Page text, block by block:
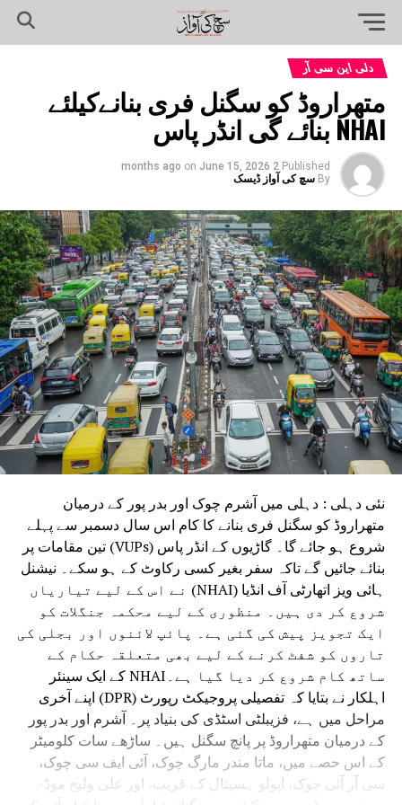
دلی این سی آر
متھراروڈ کو سگنل فری بنانےکیلئے
NHAI بنائے گی انڈر پاس
Published
2 months ago
on June 15, 2026
By سچ کی آواز ڈیسک
نئی دہلی : دہلی میں آشرم چوک اور بدر پور کے درمیان
متھراروڈ کو سگنل فری بنانے کا کام اس سال دسمبر سے پہلے
شروع ہو جائے گا۔ گاڑیوں کے انڈر پاس (VUPs) تین مقامات پر
بنائے جائیں گے تاکہ سفر بغیر کسی رکاوٹ کے ہو سکے۔ نیشنل
ہائی ویز اتھارٹی آف انڈیا (NHAI) نے اس کے لیے تیاریاں
شروع کر دی ہیں۔ منظوری کے لیے محکمہ جنگلات کو
ایک تجویز پیش کی گئی ہے۔ پائپ لائنوں اور بجلی کی
تاروں کو شفٹ کرنے کے لیے بھی متعلقہ حکام کے
ساتھ کام شروع کر دیا گیا ہے۔NHAI کے ایک سینئر
اہلکار نے بتایا کہ تفصیلی پروجیکٹ رپورٹ (DPR) اپنے آخری
مراحل میں ہے، فزیبلٹی اسٹڈی کی بنیاد پر۔ آشرم اور بدر پور
کے درمیان متھراروڈ پر پانچ سگنل ہیں۔ ساڑھے سات کلومیٹر
کے اس حصے میں، ماتا مندر مارگ چوک، آئی ایف سی چوک،
سی آر آئی چوک، اپولو ہسپتال کے قریب، اور علی ولیج موڈ-